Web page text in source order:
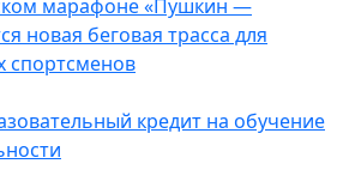
марафоне «Пушкин —
новая беговая трасса для
спортсменов
кредит на обучение